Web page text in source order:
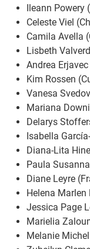
Ileann Powery
Celeste Viel
Camila Avella
Lisbeth
Andrea
Kim Rossen
Vanesa
Mariana
Delarys
Isabella
Diana-Lita
Paula
Diane Leyre
Helena Marlen
Jessica Page
Marielia
Melanie